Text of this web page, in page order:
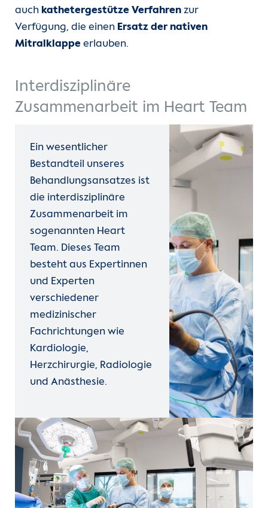
auch kathetergestütze Verfahren zur
Verfügung, die einen Ersatz der nativen
Mitralklappe erlauben.
Interdisziplinäre
Zusammenarbeit im Heart Team
Ein wesentlicher
Bestandteil unseres
Behandlungsansatzes ist
die interdisziplinäre
Zusammenarbeit im
sogenannten Heart
Team. Dieses Team
besteht aus Expertinnen
und Experten
verschiedener
medizinischer
Fachrichtungen wie
Kardiologie,
Herzchirurgie, Radiologie
und Anästhesie.